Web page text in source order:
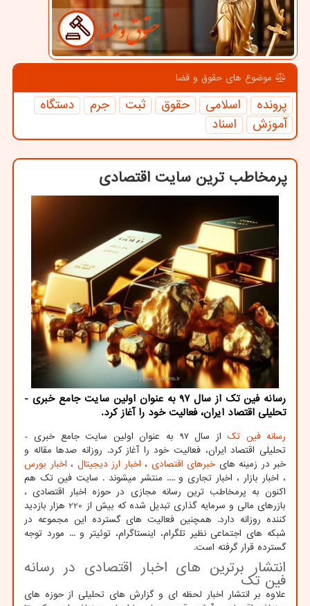
موضوع های حقوق و قضا
پرونده اسلامی حقوق ثبت جرم
دستگاه
آموزش
اسناد
پرمخاطب ترین سایت اقتصادی
رسانه فین تک از سال 97 به عنوان اولین سایت جامع خبری -
تحلیلی اقتصاد ایران، فعالیت خود را آغاز کرد.
رسانه فین تک
از سال 97 به عنوان اولین سایت جامع خبری -
تحلیلی اقتصاد ایران، فعالیت خود را آغاز کرد. روزانه صدها مقاله و
خبر در زمینه های خبرهای اقتصادی ، اخبار ارز دیجیتال ، اخبار بورس
، اخبار بازار ، اخبار تجاری و .... منتشر میشوند . سایت فین تک هم
اکنون به پرمخاطب ترین رسانه مجازی در حوزه اخبار اقتصادی ،
بازرهای مالی و سرمایه گذاری تبدیل شده که بیش از 220 هزار بازدید
کننده روزانه دارد. همچنین فعالیت های گسترده این مجموعه در
شبکه های اجتماعی نظیر تلگرام، اینستاگرام، توئیتر و ... مورد توجه
گسترده قرار گرفته است.
انتشار برترین های اخبار اقتصادی در رسانه
فین تک
علاوه بر انتشار اخبار لحظه ای و گزارش های تحلیلی از حوزه های